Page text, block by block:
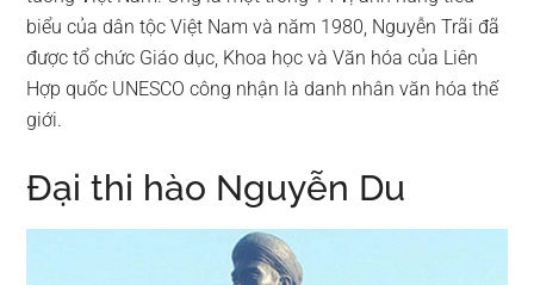
biểu của dân tộc Việt Nam và năm 1980, Nguyễn Trãi đã
được tổ chức Giáo dục, Khoa học và Văn hóa của Liên
Hợp quốc UNESCO công nhận là danh nhân văn hóa thế
giới.
Đại thi hào Nguyễn Du